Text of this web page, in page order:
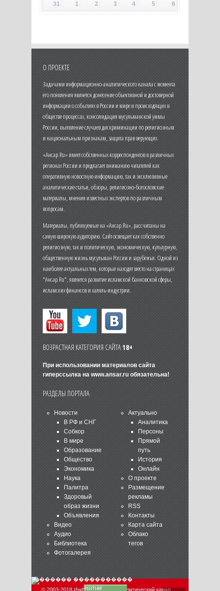
31
1 2 3 4 5 6
О ПРОЕКТЕ
Задачами информационно-аналитического канала с момента
его появления является донесение объективной и достоверной
информации о событиях в России и мире и происходящих в
обществе процессах, консолидация мусульманской уммы
России, выявление случаев дискриминации по религиозным
и национальным признакам, защита прав верующих.
«Ансар.Ru» имеет собственных корреспондентов в различных
регионах России и предлагает вниманию читателей как
оперативную новостную информацию, так и эксклюзивные
аналитические статьи, обзоры, религиозно-богословские
материалы, мнения известных экспертов по различным
вопросам.
Материалы, публикуемые на «Ансар.Ru», рассчитаны на
самую широкую аудиторию. Сайт освещает как собственно
религиозную, так и политическую, экономическую, культурную,
общественную жизнь мусульман России и зарубежья. Одной из
наиболее актуальных тем, которые находят место на страницах
"Ансар.Ru", является развитие исламской банковской сферы,
исламских финансов и халяль-индустрии.
ВОЗРАСТНАЯ КАТЕГОРИЯ САЙТА18+
При использовании материалов сайта
гиперссылка на www.ansar.ruобязательна!
РАЗДЕЛЫ ПОРТАЛА
Новости
В РФ и СНГ
Собкор
В мире
Образование
Общество
Экономика
Наука
Палитра
Здоровый
образ жизни
Объявления
Видео
Аудио
Библиотека
Фотогалерея
Актуально
Аналитика
Персоны
Прямой
путь
История
Онлайн
О проекте
Размещение
рекламы
RSS
Контакты
Карта сайта
Облако
тегов
© 2003-2018 Информационно-аналитический канал